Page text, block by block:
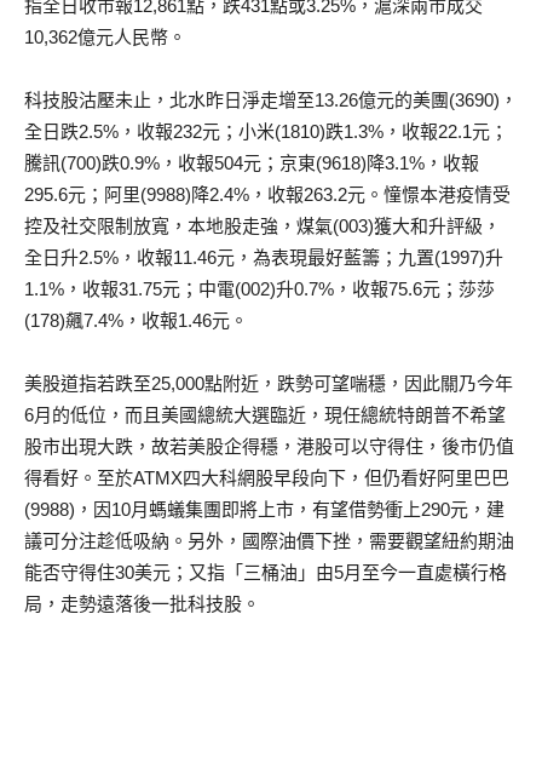
指全日收市報12,861點，跌431點或3.25%，滬深兩市成交
10,362億元人民幣。
科技股沽壓未止，北水昨日淨走增至13.26億元的美團(3690)，
全日跌2.5%，收報232元；小米(1810)跌1.3%，收報22.1元；
騰訊(700)跌0.9%，收報504元；京東(9618)降3.1%，收報
295.6元；阿里(9988)降2.4%，收報263.2元。憧憬本港疫情受
控及社交限制放寬，本地股走強，煤氣(003)獲大和升評級，
全日升2.5%，收報11.46元，為表現最好藍籌；九置(1997)升
1.1%，收報31.75元；中電(002)升0.7%，收報75.6元；莎莎
(178)飆7.4%，收報1.46元。
美股道指若跌至25,000點附近，跌勢可望喘穩，因此關乃今年
6月的低位，而且美國總統大選臨近，現任總統特朗普不希望
股市出現大跌，故若美股企得穩，港股可以守得住，後市仍值
得看好。至於ATMX四大科網股早段向下，但仍看好阿里巴巴
(9988)，因10月螞蟻集團即將上市，有望借勢衝上290元，建
議可分注趁低吸納。另外，國際油價下挫，需要觀望紐約期油
能否守得住30美元；又指「三桶油」由5月至今一直處橫行格
局，走勢遠落後一批科技股。